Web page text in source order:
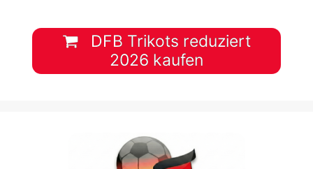
DFB Trikots reduziert
2026 kaufen